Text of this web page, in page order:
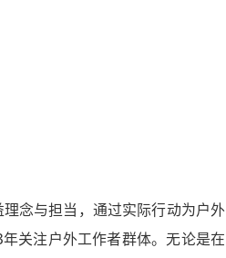
念与担当，通过实际行动为户外
关注户外工作者群体。无论是在